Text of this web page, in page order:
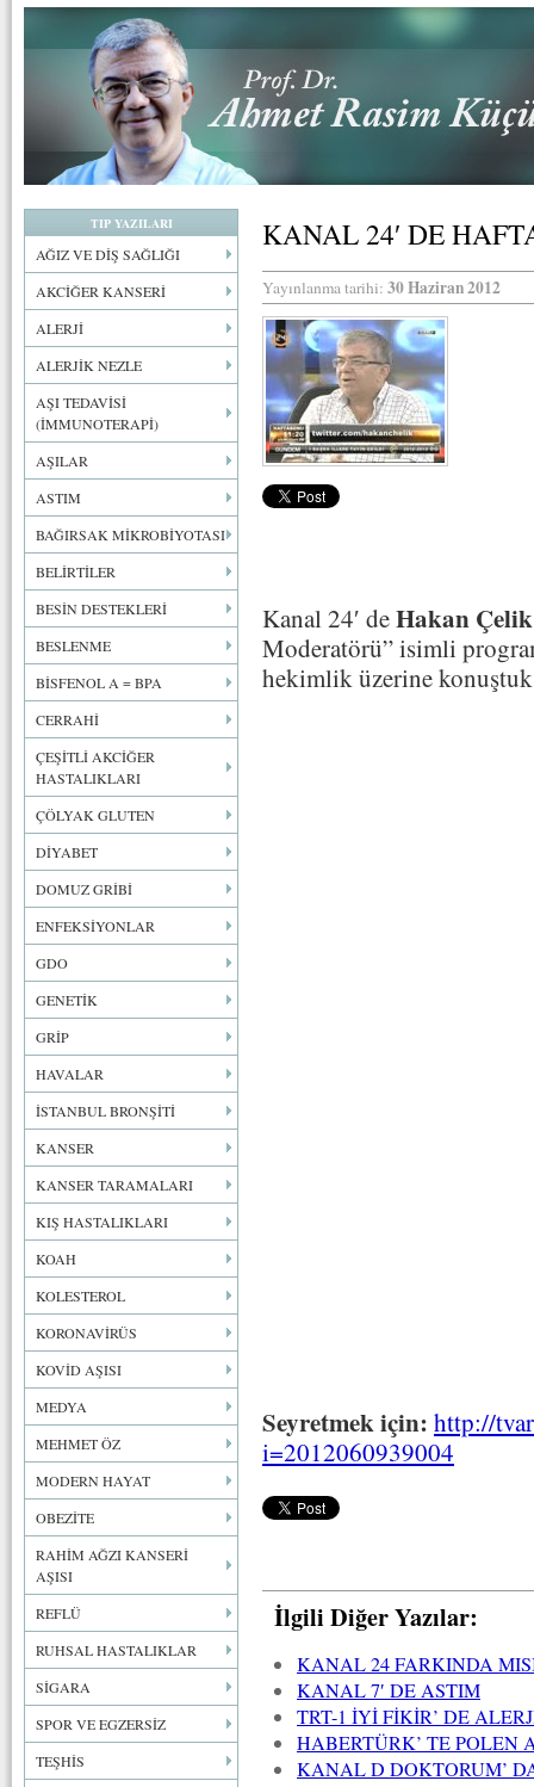
TIP YAZILARI
AĞIZ VE DİŞ SAĞLIĞI
AKCİĞER KANSERİ
ALERJİ
ALERJİK NEZLE
AŞI TEDAVİSİ
(İMMUNOTERAPİ)
AŞILAR
ASTIM
BAĞIRSAK MİKROBİYOTASI
BELİRTİLER
BESİN DESTEKLERİ
BESLENME
BİSFENOL A = BPA
CERRAHİ
ÇEŞİTLİ AKCİĞER
HASTALIKLARI
ÇÖLYAK GLUTEN
DİYABET
DOMUZ GRİBİ
ENFEKSİYONLAR
GDO
GENETİK
GRİP
HAVALAR
İSTANBUL BRONŞİTİ
KANSER
KANSER TARAMALARI
KIŞ HASTALIKLARI
KOAH
KOLESTEROL
KORONAVİRÜS
KOVİD AŞISI
MEDYA
MEHMET ÖZ
MODERN HAYAT
OBEZİTE
RAHİM AĞZI KANSERİ
AŞISI
REFLÜ
RUHSAL HASTALIKLAR
SİGARA
SPOR VE EGZERSİZ
TEŞHİS
KANAL 24′ DE
Yayınlanma tarihi: 30 Haziran 2012
Kanal 24′ deHakan Çelik
Moderatörü” isimli
hekimlik üzerine
Seyretmek için: http://
i=2012060939004
İlgili Diğer Yazılar:
KANAL 24 FARKINDA
KANAL 7′ DE ASTIM
TRT-1 İYİ FİKİR’ DE
HABERTÜRK’ TE POLEN
KANAL D DOKTORUM’